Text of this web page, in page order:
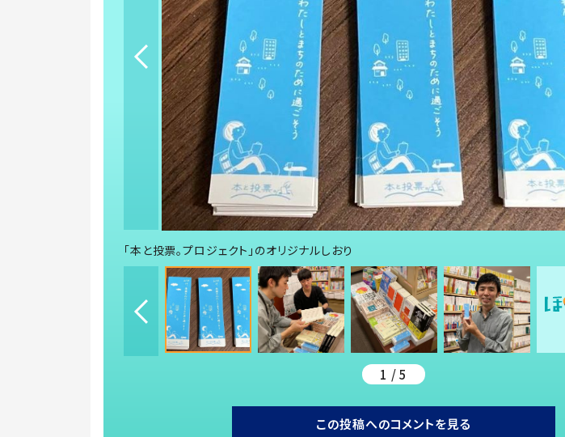
「本と投票。プロジェクト」のオリジナルしおり
1 / 5
この投稿へのコメントを見る